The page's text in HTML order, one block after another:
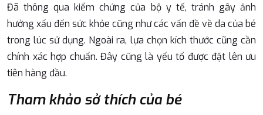
Đã thông qua kiểm chứng của bộ y tế, tránh gây ảnh
hưởng xấu đến sức khỏe cũng như các vấn đề về da của bé
trong lúc sử dụng. Ngoài ra, lựa chọn kích thước cũng cần
chính xác hợp chuẩn. Đây cũng là yếu tố được đặt lên ưu
tiên hàng đầu.
Tham khảo sở thích của bé